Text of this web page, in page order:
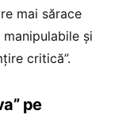
mai sărace
și
critică”.
pe